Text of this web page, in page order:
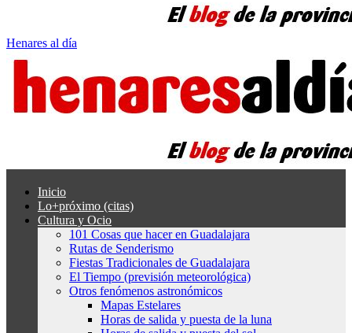
Henares al día
Inicio
Lo+próximo (citas)
Cultura y Ocio
101 Cosas que hacer en Guadalajara
Rutas de Senderismo
Fiestas Tradicionales de Guadalajara
El Tiempo (previsión meteorológica)
Otros fenómenos astronómicos
Mapas Estelares
Horas de salida y puesta de la luna